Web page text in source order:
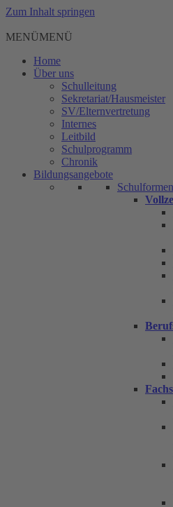
Zum Inhalt springen
MENÜMENÜ
Home
Über uns
Schulleitung
Sekretariat/Hausmeister
SV/Elternvertretung
Internes
Leitbild
Schulprogramm
Chronik
Bildungsangebote
Schulformen